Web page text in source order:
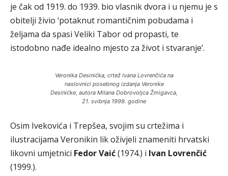
je čak od 1919. do 1939. bio vlasnik dvora i u njemu je s
obitelji živio ‘potaknut romantičnim pobudama i
željama da spasi Veliki Tabor od propasti, te
istodobno nađe idealno mjesto za život i stvaranje’.
Veronika Desinićka, crtež Ivana Lovrenčića na
naslovnici posebnog izdanja Veronike
Desinićke, autora Milana Dobrovoljca Žmigavca,
21. svibnja 1999. godine
Osim Ivekovića i Trepšea, svojim su crtežima i
ilustracijama Veronikin lik oživjeli znameniti hrvatski
likovni umjetnici Fedor Vaić(1974.) i Ivan Lovrenčić
(1999.).